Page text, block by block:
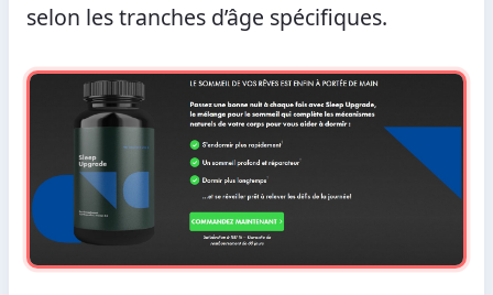
selon les tranches d’âge spécifiques.